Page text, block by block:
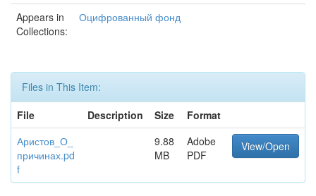
Appears in
Collections:
Оцифрованный фонд
Files in This Item:
File
Description Size
Format
Аристов_О_
причинах.pd
f
9.88
MB
Adobe
PDF
View/Open